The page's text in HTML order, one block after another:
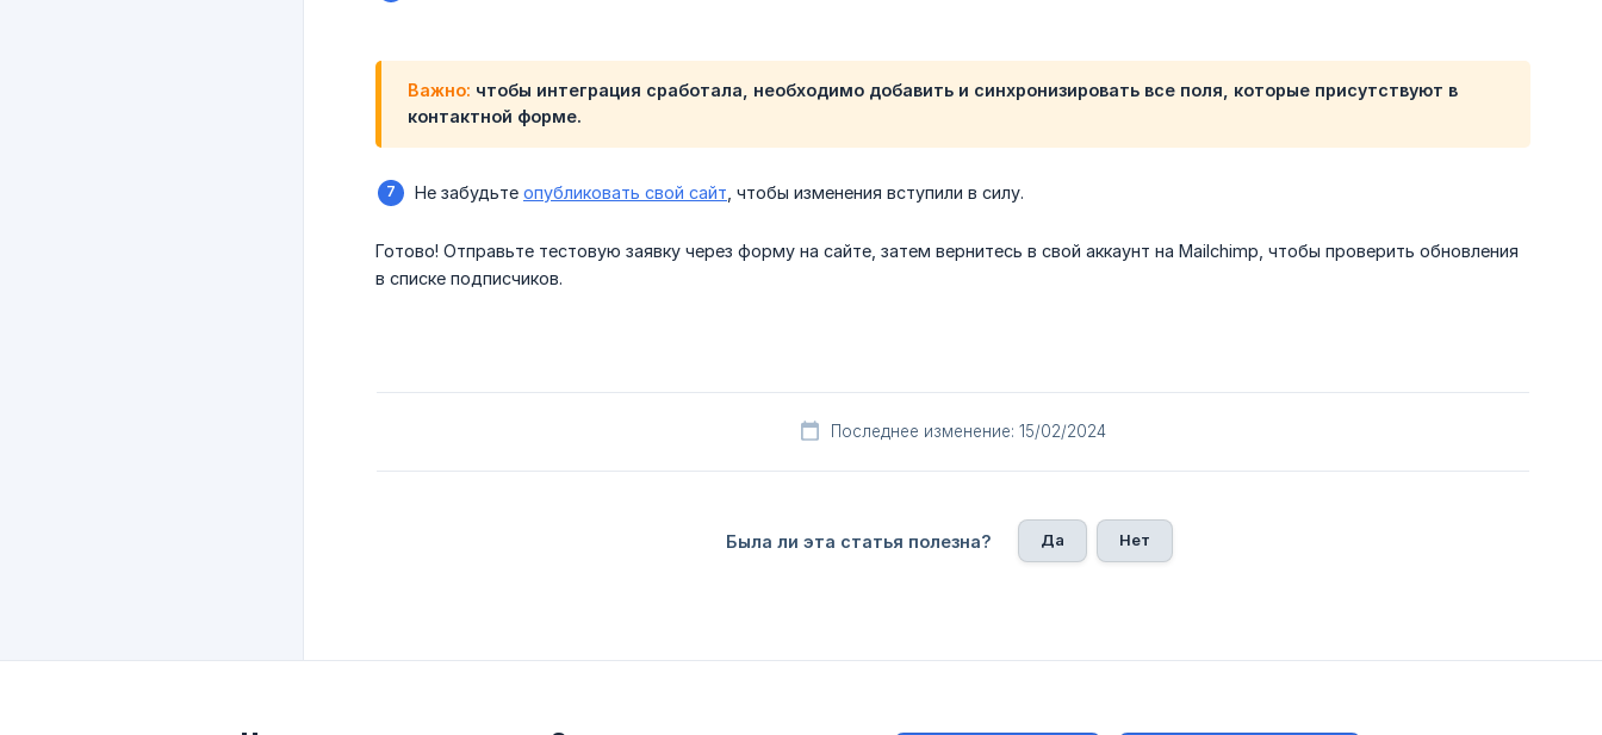
Важно: чтобы интеграция сработала, необходимо добавить и синхронизировать все поля, которые присутствуют в
контактной форме.
Не забудьте опубликовать свой сайт , чтобы изменения вступили в силу.
Готово! Отправьте тестовую заявку через форму на сайте, затем вернитесь в свой аккаунт на Mailchimp, чтобы проверить обновления
в списке подписчиков.
Последнее изменение: 15/02/2024
Была ли эта статья полезна? Да Нет